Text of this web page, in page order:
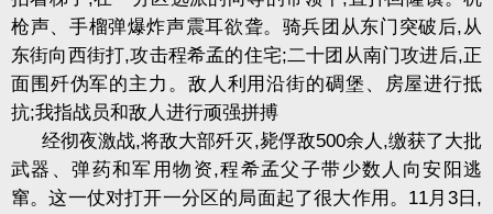
枪声、手榴弹爆炸声震耳欲聋。骑兵团从东门突破后,从
东街向西街打,攻击程希孟的住宅;二十团从南门攻进后,正
面围歼伪军的主力。敌人利用沿街的碉堡、房屋进行抵
抗;我指战员和敌人进行顽强拼搏
经彻夜激战,将敌大部歼灭,毙俘敌500余人 ,缴获了大批
武器、弹药和军用物资,程希孟父子带少数人向安阳逃
窜。这一仗对打开一分区的局面起了很大作用。 11月 3日 ,